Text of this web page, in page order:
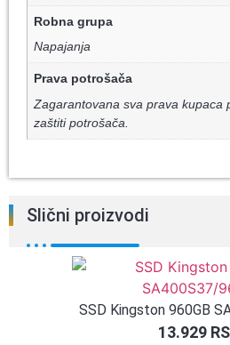
Robna grupa
Napajanja
Prava potrošača
Zagarantovana sva prava kupaca
zaštiti potrošača.
Slični proizvodi
SSD Kingston 960GB
13.929